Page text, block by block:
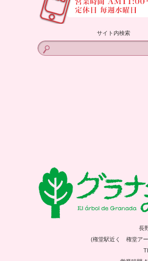
サイト内検索
長
(権堂駅近く 権堂ア